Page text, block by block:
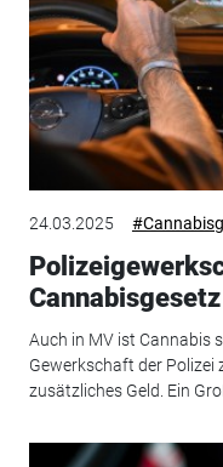
24.03.2025
Auch in MV ist Cannabis
Gewerkschaft der
zusätzliches Geld. Ein